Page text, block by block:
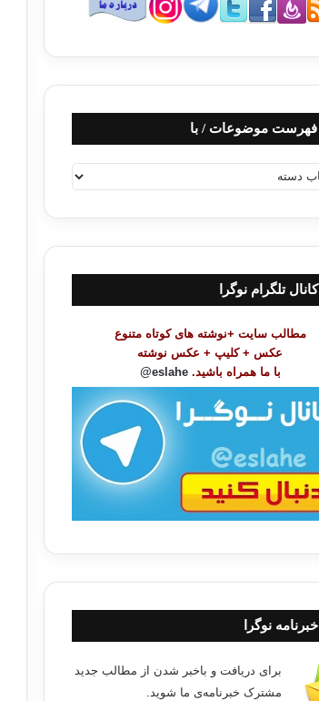
فهرست موضوعات / با
کانال تلگرام نوگرا
مطالب سایت +نوشته های کوتاه متنوع
عکس + کلیپ + عکس نوشته
با ما همراه باشید. eslahe@
خبرنامه نوگرا
برای دریافت و باخبر شدن از مطالب جدید
مشترک خبرنامه‌ی ما شوید.